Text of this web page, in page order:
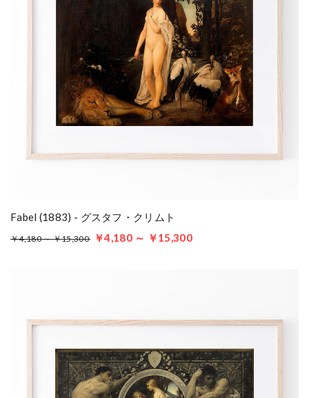
Fabel (1883) - グスタフ・クリムト
￥4,180 ～ ￥15,300 ￥4,180 ～ ￥15,300